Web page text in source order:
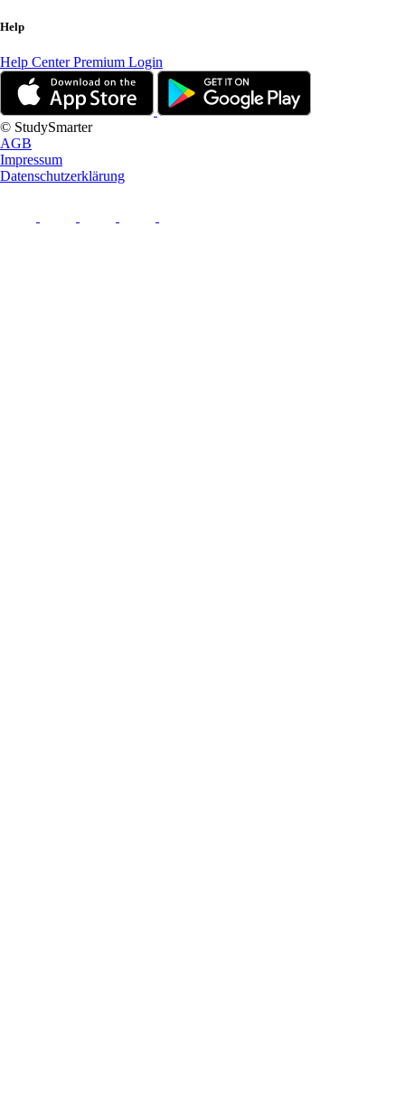
Help
Help CenterPremium Login
© StudySmarter
AGB
Impressum
Datenschutzerklärung